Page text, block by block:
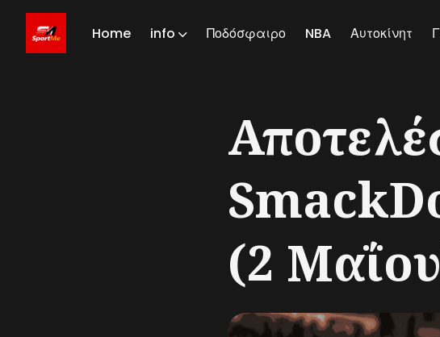
Home info Ποδόσφαιρο NBA Αυτοκίνητ
Blog
(2